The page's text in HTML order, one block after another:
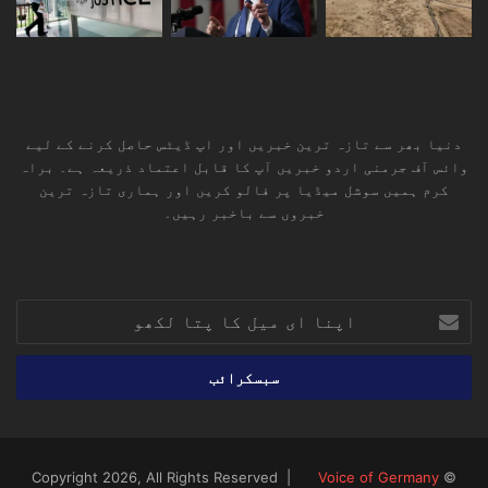
دنیا بھر سے تازہ ترین خبریں اور اپ ڈیٹس حاصل کرنے کے لیے
وائس آف جرمنی اردو خبریں آپ کا قابل اعتماد ذریعہ ہے۔ براہ
کرم ہمیں سوشل میڈیا پر فالو کریں اور ہماری تازہ ترین
خبروں سے باخبر رہیں۔
ای
میل
پتا
© Copyright 2026, All Rights Reserved |
Voice of Germany